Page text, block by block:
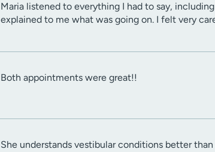
Maria listened to everything I had to say,
explained to me what was going on. I felt very
Both appointments were great!!
She understands vestibular conditions better